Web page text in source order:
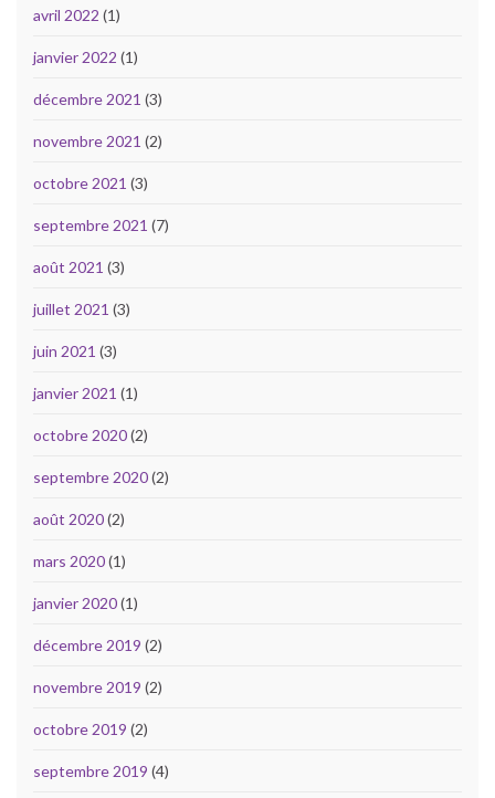
avril 2022 (1)
janvier 2022 (1)
décembre 2021 (3)
novembre 2021 (2)
octobre 2021 (3)
septembre 2021 (7)
août 2021 (3)
juillet 2021 (3)
juin 2021 (3)
janvier 2021 (1)
octobre 2020(2)
septembre 2020(2)
août 2020(2)
mars 2020(1)
janvier 2020(1)
décembre 2019 (2)
novembre 2019 (2)
octobre 2019 (2)
septembre 2019 (4)